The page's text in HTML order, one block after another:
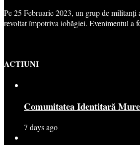
Pe 25 Februarie 2023, un grup de
revoltat împotriva iobăgiei. Evenimentul a
ACTIUNI
Comunitatea Identitară
7 days ago